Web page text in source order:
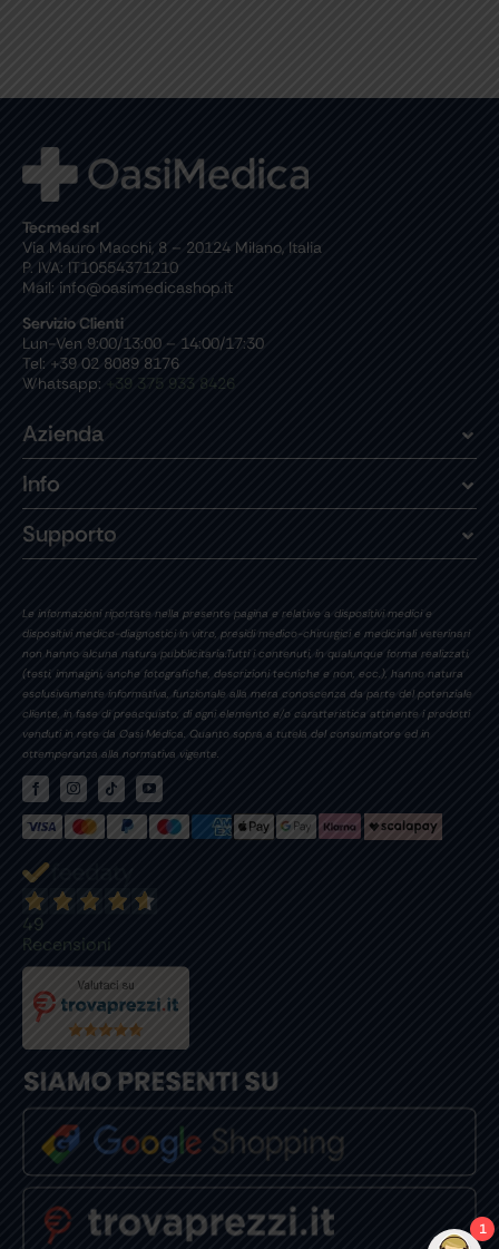
Tecmed srl
Via Mauro Macchi, 8 – 20124 Milano, Italia
P. IVA: IT10554371210
Mail: info@oasimedicashop.it
Servizio Clienti
Lun-Ven 9:00/13:00 – 14:00/17:30
Tel: +39 02 8089 8176
Whatsapp:
+39 375 933 8426
Azienda
Info
Supporto
Le informazioni riportate nella presente pagina e relative a dispositivi medici e
dispositivi medico-diagnostici in vitro, presidi medico-chirurgici e medicinali veterinari
non hanno alcuna natura pubblicitaria.Tutti i contenuti, in qualunque forma realizzati,
(testi, immagini, anche fotografiche, descrizioni tecniche e non, ecc.), hanno natura
esclusivamente informativa, funzionale alla mera conoscenza da parte del potenziale
cliente, in fase di preacquisto, di ogni elemento e/o caratteristica attinente i prodotti
venduti in rete da Oasi Medica. Quanto sopra a tutela del consumatore ed in
ottemperanza alla normativa vigente.
49
Recensioni
1